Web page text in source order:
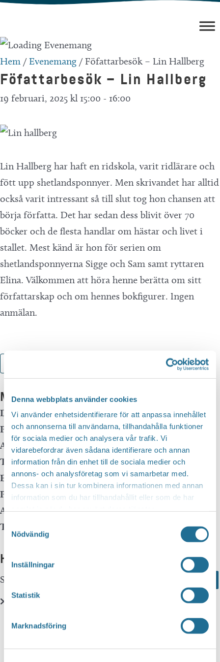
Denna webbplats använder cookies
Vi använder enhetsidentifierare för att anpassa innehållet
och annonserna till användarna, tillhandahålla funktioner
för sociala medier och analysera vår trafik. Vi
vidarebefordrar även sådana identifierare och annan
information från din enhet till de sociala medier och
annons- och analysföretag som vi samarbetar med.
Dessa kan i sin tur kombinera informationen med annan
information som du har tillhandahållit eller som de har
Samtyckesval
Nödvändig
Inställningar
Statistik
Marknadsföring
Hoppa
innehåll
Hem /Evenemang / Föfattarbesök – Lin Hallberg
Föfattarbesök – Lin Hallberg
19 februari, 2025 kl 15:00 - 16:00
Lin Hallberg har haft en ridskola, varit ridlärare och
fött upp shetlandsponnyer. Men skrivandet har alltid
också varit intressant så till slut tog hon chansen att
börja författa. Det har sedan dess blivit över 70
böcker och de flesta handlar om hästar och livet i
stallet. Mest känd är hon för serien om
shetlandsponnyerna Sigge och Sam samt ryttaren
Elina. Välkommen att höra henne berätta om sitt
författarskap och om hennes bokfigurer. Ingen
anmälan.
Mer info
Datum: 19 februari, 2025 kl 15:00-16:00
Plats: Motala Bibliotek
Adress:
Telefon:
E-mail:
Pris:Gratis
Arrangör:
Telefonnummer arrangör:
Hittar du inte vad du söker?
Sök här...